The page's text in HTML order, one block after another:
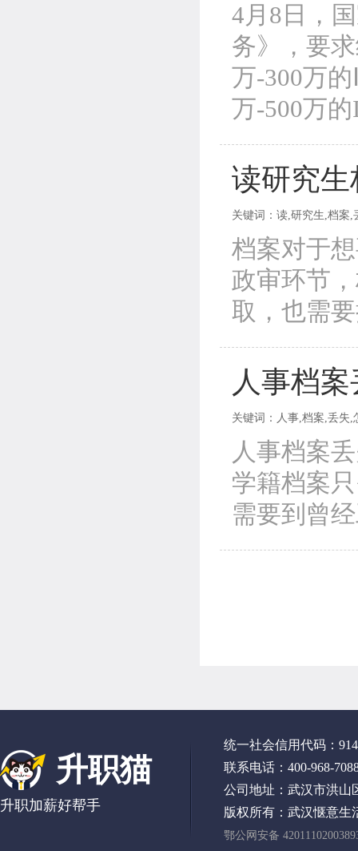
4月8日，
务》，要
万-300万
万-500万
读研究
关键词：读,研究生,档案
档案对于
政审环节
取，也需
人事档
关键词：人事,档案,丢失
人事档案
学籍档案
需要到曾
升职猫
升职加薪好帮手
统一社会信用代码：
联系电话：400-968-
公司地址：武汉市洪山
版权所有：武汉惬意生
鄂公网安备